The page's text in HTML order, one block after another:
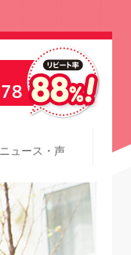
ニュース・声